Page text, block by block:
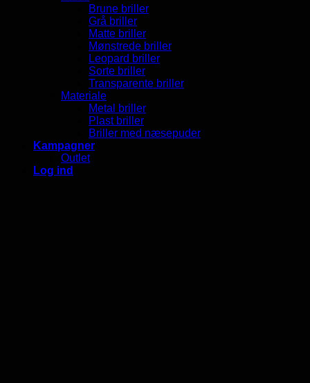
Brune briller
Grå briller
Matte briller
Mønstrede briller
Leopard briller
Sorte briller
Transparente briller
Materiale
Metal briller
Plast briller
Briller med næsepuder
Kampagner
Outlet
Log ind